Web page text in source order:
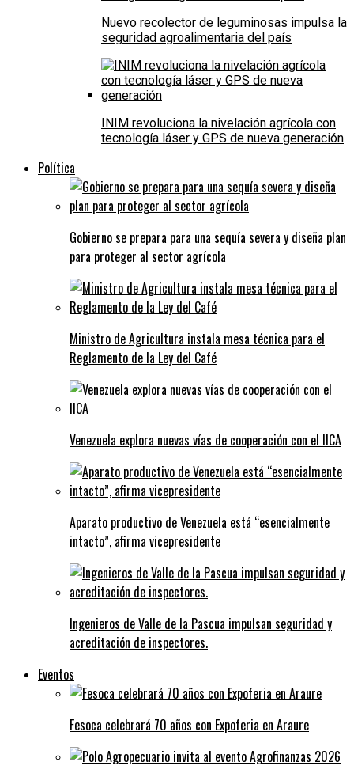
Nuevo recolector de leguminosas impulsa la
seguridad agroalimentaria del país
INIM revoluciona la nivelación agrícola con
tecnología láser y GPS de nueva generación
Política
Gobierno se prepara para una sequía severa y diseña plan
para proteger al sector agrícola
Ministro de Agricultura instala mesa técnica para el
Reglamento de la Ley del Café
Venezuela explora nuevas vías de cooperación con el IICA
Aparato productivo de Venezuela está “esencialmente
intacto”, afirma vicepresidente
Ingenieros de Valle de la Pascua impulsan seguridad y
acreditación de inspectores.
Eventos
Fesoca celebrará 70 años con Expoferia en Araure